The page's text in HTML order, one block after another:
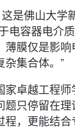
这是佛山大
电容器电介
薄膜仅是影
杂集合体。”
家卓越工程
题只停留在
程，更能结